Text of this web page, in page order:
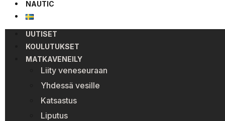
NAUTIC
UUTISET
KOULUTUKSET
MATKAVENEILY
Liity veneseuraan
Yhdessä vesille
Katsastus
Liputus